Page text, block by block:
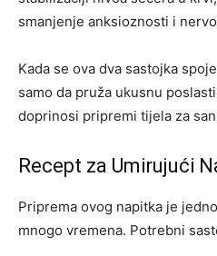
smanjenje anksioznosti i
Kada se ova dva sastojka
samo da pruža ukusnu
doprinosi pripremi tijela za
Recept za Umirujući
Priprema ovog napitka je
mnogo vremena. Potrebni